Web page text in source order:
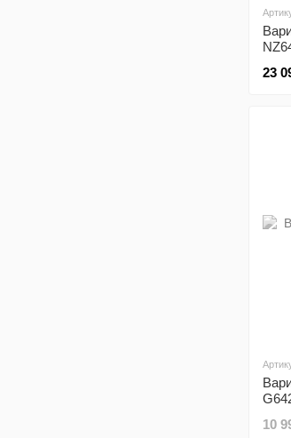
23
10